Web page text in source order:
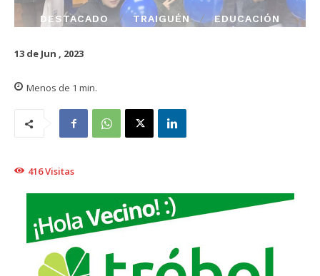
DESTACADO TRAIGUÉN EDUCACIÓN
13 de Jun , 2023
Menos de 1 min.
416Visitas